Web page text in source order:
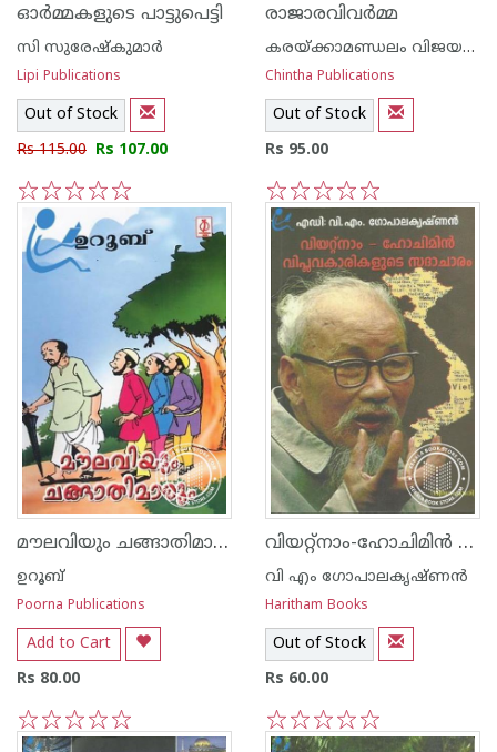
ഓര്‍മ്മകളുടെ പാട്ടുപെട്ടി
സി സുരേഷ്കുമാര്‍
Lipi Publications
Out of Stock
Rs 115.00 Rs 107.00
2
രാജാരവിവര്‍മ്മ
കരയ്ക്കാമണ്ഡലം വിജയകുമാര്‍
Chintha Publications
Out of Stock
Rs 95.00
5
4
3
2
1
മൗലവിയും ചങ്ങാതിമാരും
ഉറൂബ്‌
Poorna Publications
Add to Cart
Rs 80.00
5
4
3
2
1
വിയറ്റ്നാം-ഹോചിമിന്‍ വിപ്ലവകാരികളുടെ സദാചാരം
വി എം ഗോപാലകൃഷ്ണന്‍
Haritham Books
Out of Stock
Rs 60.00
5
4
3
2
1